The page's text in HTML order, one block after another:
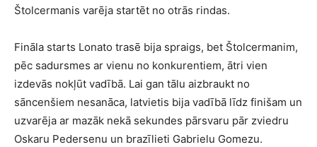
Štolcermanis varēja startēt no otrās rindas.
Fināla starts Lonato trasē bija spraigs, bet Štolcermanim,
pēc sadursmes ar vienu no konkurentiem, ātri vien
izdevās nokļūt vadībā. Lai gan tālu aizbraukt no
sāncenšiem nesanāca, latvietis bija vadībā līdz finišam un
uzvarēja ar mazāk nekā sekundes pārsvaru pār zviedru
Oskaru Pedersenu un brazīlieti Gabrielu Gomezu.